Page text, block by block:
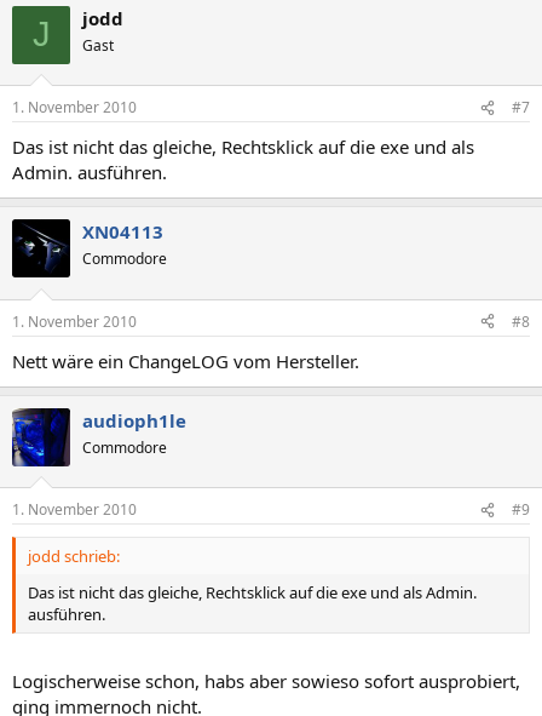
J jodd
Gast
1. November 2010 #7
Das ist nicht das gleiche, Rechtsklick auf die exe und als
Admin. ausführen.
XN04113
Commodore
1. November 2010 #8
Nett wäre ein ChangeLOG vom Hersteller.
audioph1le
Commodore
1. November 2010 #9
jodd schrieb:
Das ist nicht das gleiche, Rechtsklick auf die exe und als Admin.
ausführen.
Logischerweise schon, habs aber sowieso sofort ausprobiert,
ging immernoch nicht.